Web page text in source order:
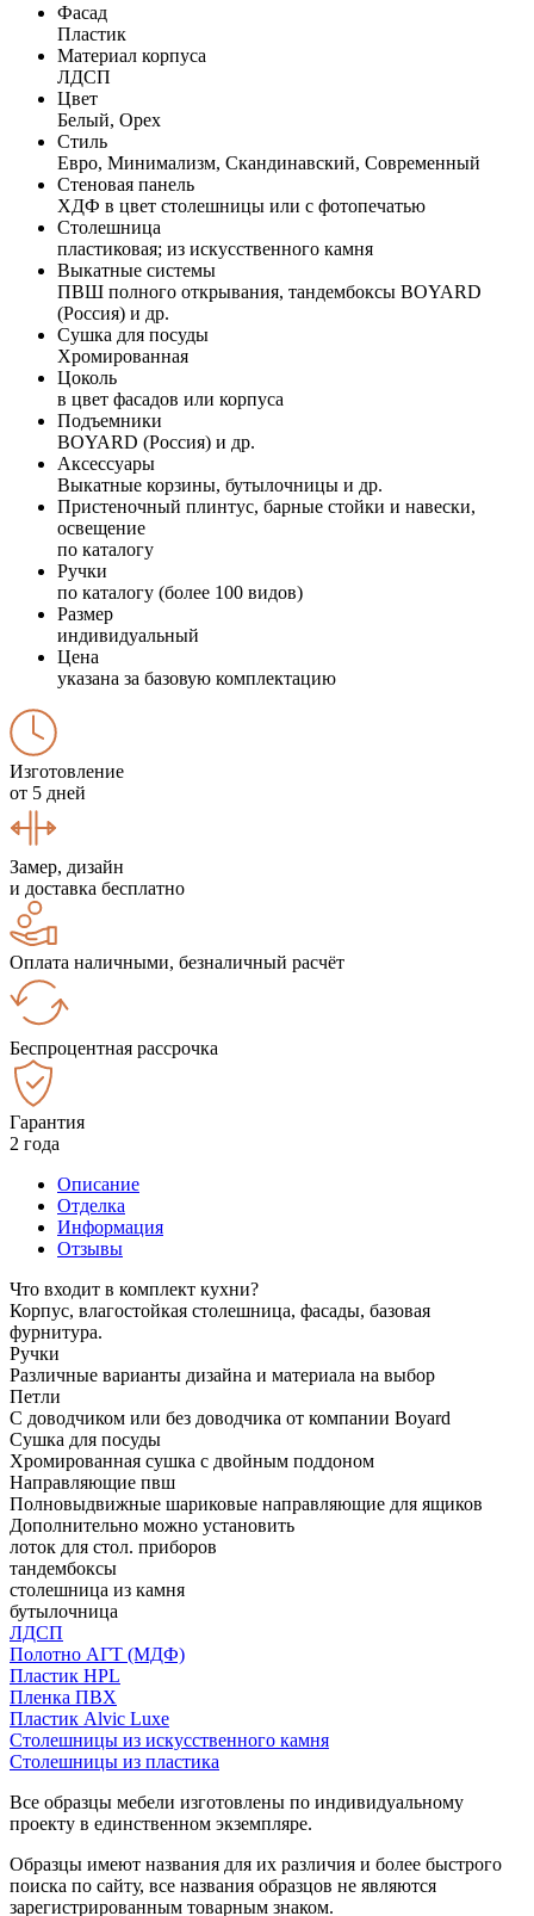
Фасад
Пластик
Материал корпуса
ЛДСП
Цвет
Белый, Орех
Стиль
Евро, Минимализм, Скандинавский, Современный
Стеновая панель
ХДФ в цвет столешницы или с фотопечатью
Столешница
пластиковая; из искусственного камня
Выкатные системы
ПВШ полного открывания, тандембоксы BOYARD
(Россия) и др.
Сушка для посуды
Хромированная
Цоколь
в цвет фасадов или корпуса
Подъемники
BOYARD (Россия) и др.
Аксессуары
Выкатные корзины, бутылочницы и др.
Пристеночный плинтус, барные стойки и навески,
освещение
по каталогу
Ручки
по каталогу (более 100 видов)
Размер
индивидуальный
Цена
указана за базовую комплектацию
Изготовление
от 5 дней
Замер, дизайн
и доставка бесплатно
Оплата наличными, безналичный расчёт
Беспроцентная рассрочка
Гарантия
2 года
Описание
Отделка
Информация
Отзывы
Что входит в комплект кухни?
Корпус, влагостойкая столешница, фасады, базовая
фурнитура.
Ручки
Различные варианты дизайна и материала на выбор
Петли
С доводчиком или без доводчика от компании Boyard
Сушка для посуды
Хромированная сушка с двойным поддоном
Направляющие пвш
Полновыдвижные шариковые направляющие для ящиков
Дополнительно можно установить
лоток для стол. приборов
тандембоксы
столешница из камня
бутылочница
ЛДСП
Полотно АГТ (МДФ)
Пластик HPL
Пленка ПВХ
Пластик Alvic Luxe
Столешницы из искусственного камня
Столешницы из пластика
Все образцы мебели изготовлены по индивидуальному
проекту в единственном экземпляре.
Образцы имеют названия для их различия и более быстрого
поиска по сайту, все названия образцов не являются
зарегистрированным товарным знаком.